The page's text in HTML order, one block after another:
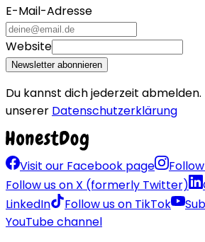
E-Mail-Adresse
Website
Newsletter abonnieren
Du kannst dich jederzeit abmelden.
unserer Datenschutzerklärung
Visit our Facebook page
Follow us on X (formerly Twitter)
LinkedIn
Follow us on TikTok
YouTube channel